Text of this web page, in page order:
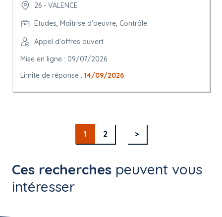
26 - VALENCE
Etudes, Maîtrise d'oeuvre, Contrôle
Appel d'offres ouvert
Mise en ligne : 09/07/2026
Limite de réponse : 14/09/2026
1 2 >
Ces recherches peuvent vous
intéresser